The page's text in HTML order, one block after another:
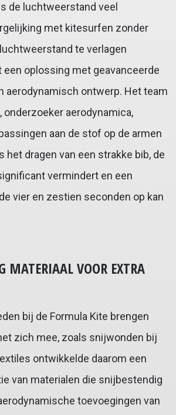
de luchtweerstand veel
met kitesurfen zonder
te verlagen
een oplossing met geavanceerde
aerodynamisch ontwerp. Het team
onderzoeker aerodynamica,
aan de stof op de armen
het dragen van een strakke bib, de
vermindert en een
vier en zestien seconden op kan
MATERIAAL VOOR EXTRA
bij de Formula Kite brengen
zich mee, zoals snijwonden bij
ontwikkelde daarom een
van materialen die snijbestendig
toevoegingen van